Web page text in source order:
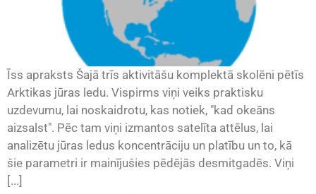
Īss apraksts Šajā trīs aktivitāšu komplektā skolēni pētīs
Arktikas jūras ledu. Vispirms viņi veiks praktisku
uzdevumu, lai noskaidrotu, kas notiek, "kad okeāns
aizsalst". Pēc tam viņi izmantos satelīta attēlus, lai
analizētu jūras ledus koncentrāciju un platību un to, kā
šie parametri ir mainījušies pēdējās desmitgadēs. Viņi
[...]